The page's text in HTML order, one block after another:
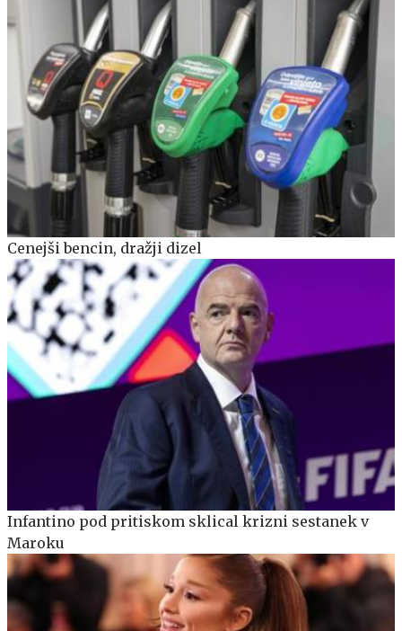
Cenejši bencin, dražji dizel
Infantino pod pritiskom sklical krizni sestanek v
Maroku